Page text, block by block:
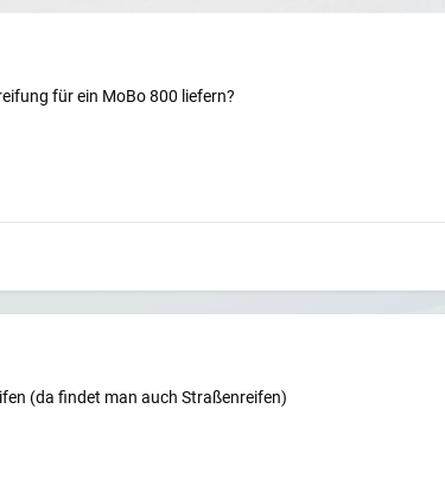
für ein MoBo 800 liefern?
(da findet man auch Straßenreifen)